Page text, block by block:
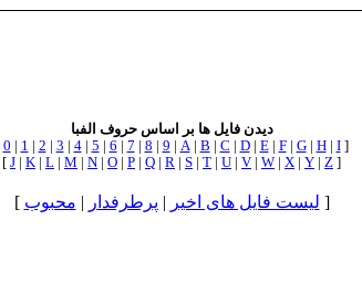
دیدن فایل ها بر اساس حروف الفبا
0 1 2 3 4| 5 6 7 8 9 A| B C D| E| F| G| H| I]
[ J K L M N O P Q R S T U V W X Y Z ]
[ لیست فایل های اخیر | پرطرفدار | محبوب ]